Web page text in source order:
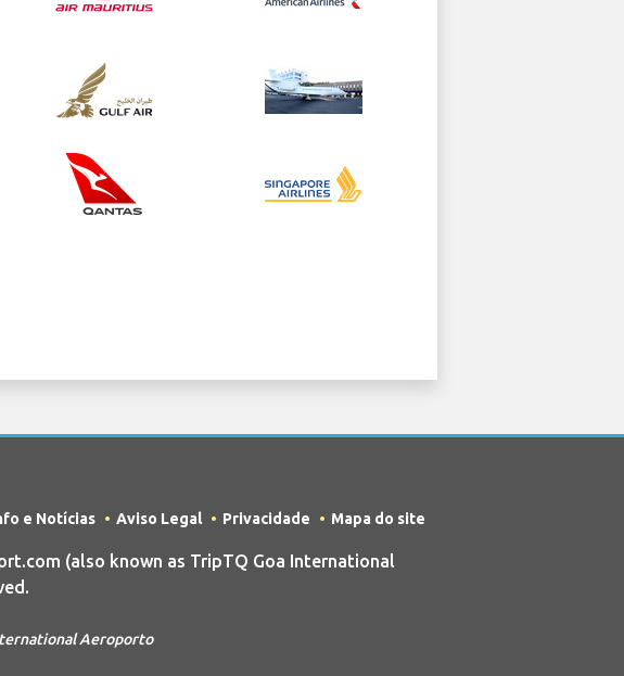
e Notícias Aviso Legal Privacidade Mapa do site
(also known as TripTQ Goa International
Aeroporto